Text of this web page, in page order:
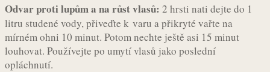
Odvar proti lupům a na růst vlasů: 2 hrsti nati dejte do 1
litru studené vody, přiveďte k varu a přikryté vařte na
mírném ohni 10 minut. Potom nechte ještě asi 15 minut
louhovat. Používejte po umytí vlasů jako poslední
opláchnutí.